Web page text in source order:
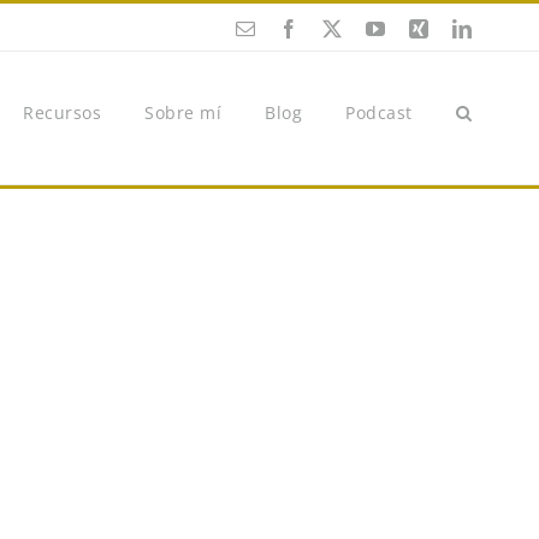
EsmalteFacebook
YouTube
Xing Twitter
Recursos Sobre mí Blog Podcast